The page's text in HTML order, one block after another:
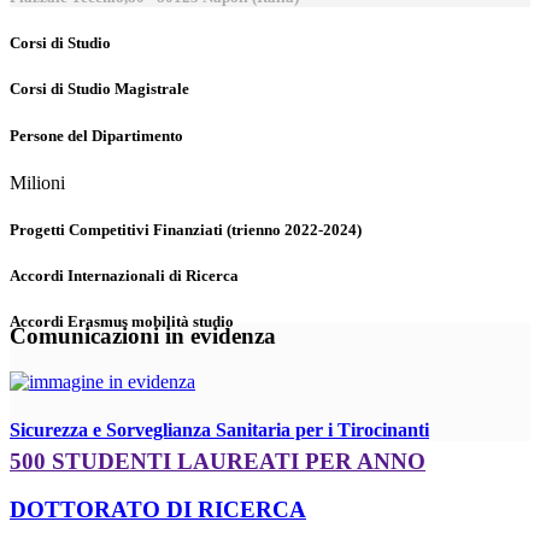
Corsi di Studio
Corsi di Studio Magistrale
Persone del Dipartimento
Milioni
Progetti Competitivi Finanziati (trienno 2022-2024)
Accordi Internazionali di Ricerca
Accordi Erasmus mobilità studio
Comunicazioni in evidenza
Sicurezza e Sorveglianza Sanitaria per i Tirocinanti
500 STUDENTI LAUREATI PER ANNO
DOTTORATO DI RICERCA